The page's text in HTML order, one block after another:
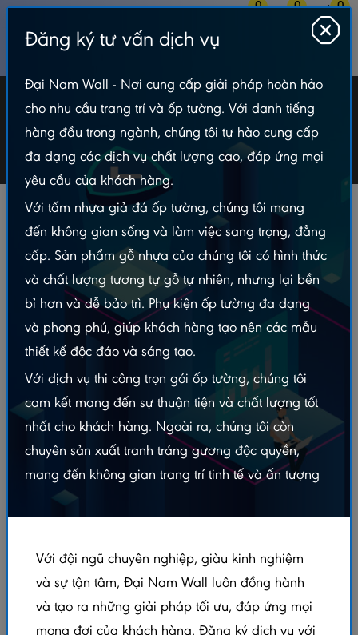
0 0 0
Thaixin
Tấm Lót Sàn Thaixin
Bộ lọc
LOẠI TIN
PHÙ HỢP
LỌC GIÁ
Tổng sản phẩm: 6
Chống Nước 8mm – VF1067
Liên hệ
Chống Nước 8mm – VF1082
Liên hệ
Đăng ký tư vấn dịch vụ
Đại Nam Wall - Nơi cung cấp giải pháp hoàn hảo
cho nhu cầu trang trí và ốp tường. Với danh tiếng
hàng đầu trong ngành, chúng tôi tự hào cung cấp
đa dạng các dịch vụ chất lượng cao, đáp ứng mọi
yêu cầu của khách hàng.
Với tấm nhựa giả đá ốp tường, chúng tôi mang
đến không gian sống và làm việc sang trọng, đẳng
cấp. Sản phẩm gỗ nhựa của chúng tôi có hình thức
và chất lượng tương tự gỗ tự nhiên, nhưng lại bền
bỉ hơn và dễ bảo trì. Phụ kiện ốp tường đa dạng
và phong phú, giúp khách hàng tạo nên các mẫu
thiết kế độc đáo và sáng tạo.
Với dịch vụ thi công trọn gói ốp tường, chúng tôi
cam kết mang đến sự thuận tiện và chất lượng tốt
nhất cho khách hàng. Ngoài ra, chúng tôi còn
chuyên sản xuất tranh tráng gương độc quyền,
mang đến không gian trang trí tinh tế và ấn tượng
Với đội ngũ chuyên nghiệp, giàu kinh nghiệm
và sự tận tâm, Đại Nam Wall luôn đồng hành
và tạo ra những giải pháp tối ưu, đáp ứng mọi
mong đợi của khách hàng. Đăng ký dịch vụ với